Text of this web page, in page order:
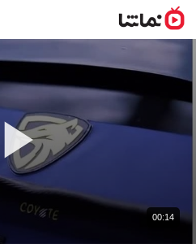
00:14